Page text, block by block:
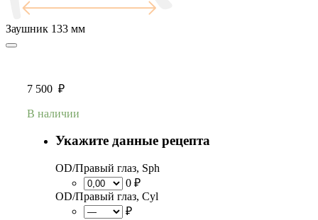
Заушник 133 мм
7 500 ₽
В наличии
Укажите данные рецепта
OD/Правый глаз, Sph
0 ₽
OD/Правый глаз, Cyl
₽